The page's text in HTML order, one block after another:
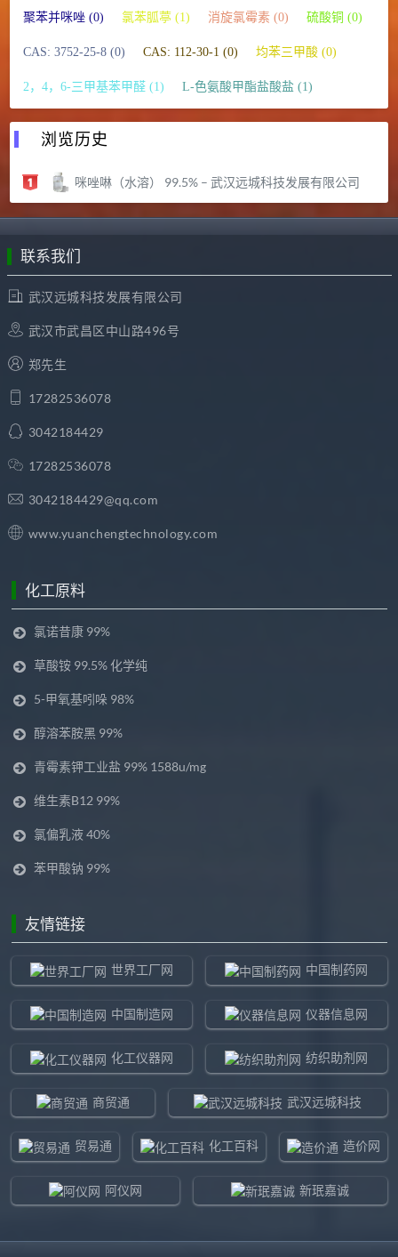
聚苯并咪唑 (0) 氯苯胍葶 (1) 消旋氯霉素 (0) 硫酸铜 (0)
CAS: 3752-25-8 (0) CAS: 112-30-1 (0) 均苯三甲酸 (0)
2，4，6-三甲基苯甲醛 (1) L-色氨酸甲酯盐酸盐 (1)
浏览历史
咪唑啉（水溶） 99.5% – 武汉远城科技发展有限公司
联系我们
武汉远城科技发展有限公司
武汉市武昌区中山路496号
郑先生
17282536078
3042184429
17282536078
3042184429@qq.com
www.yuanchengtechnology.com
化工原料
氯诺昔康 99%
草酸铵 99.5% 化学纯
5-甲氧基吲哚 98%
醇溶苯胺黑 99%
青霉素钾工业盐 99% 1588u/mg
维生素B12 99%
氯偏乳液 40%
苯甲酸钠 99%
友情链接
世界工厂网 中国制药网
中国制造网 仪器信息网
化工仪器网 纺织助剂网
商贸通 武汉远城科技
贸易通 化工百科 造价网
阿仪网 新珉嘉诚